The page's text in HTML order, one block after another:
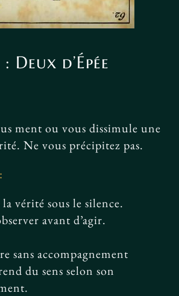
Deux d’Épée
ment ou vous dissimule une
Ne vous précipitez pas.
vérité sous le silence.
avant d’agir.
sans accompagnement
du sens selon son